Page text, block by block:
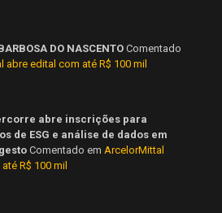
DO NASCENTO Comentado
abre edital com até R$ 100 mil
abre inscrições para
de ESG e análise de dados em
Comentado em ArcelorMittal
R$ 100 mil